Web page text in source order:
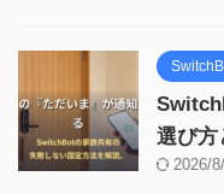
選び方
2026/